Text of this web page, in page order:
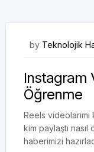
by Teknolojik
Instagram
Öğrenme
Reels
kim paylaştı
haberimizi